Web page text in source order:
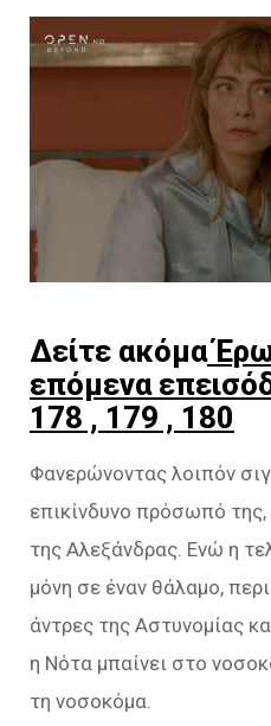
Δείτε ακόμα
επόμενα
178 , 179 , 180
Φανερώνοντας λοιπόν
επικίνδυνο πρόσωπό
της Αλεξάνδρας. Ενώ η
μόνη σε έναν θάλαμο,
άντρες της Αστυνομίας
η Νότα μπαίνει στο
τη νοσοκόμα.